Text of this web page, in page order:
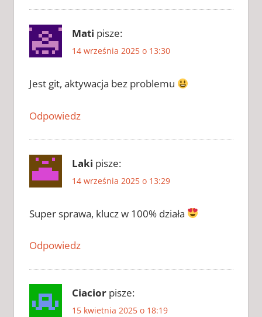
TRANSPORT
FEVER 2
CHOMIKUJ
TRANSPORT
FEVER 2
GENERATOR
FEVER 2
KLUCZ DO
TRANSPORT
KLUCZ DO
FEVER 2
2026
KLUCZ DO
FEVER 2
CHOMIKUJ
Mati pisze:
14 września 2025 o 13:30
Jest git, aktywacja bez problemu
Odpowiedz
Laki pisze:
14 września 2025 o 13:29
Super sprawa, klucz w 100% działa
Odpowiedz
Ciacior pisze:
15 kwietnia 2025 o 18:19